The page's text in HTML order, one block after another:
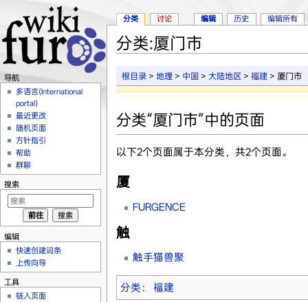
分类:厦门市
根目录 >地理 > 中国 >大陆地区 >福建 > 厦门市
分类“厦门市”中的页面
以下2个页面属于本分类，共2个页面。
厦
FURGENCE
触
触手猫兽聚
分类 ： 福建
分类 讨论 编辑 历史 编辑所有
导航
多语言(International
portal)
最近更改
随机页面
方针指引
帮助
群聊
搜索
编辑
快速创建词条
上传向导
工具
链入页面